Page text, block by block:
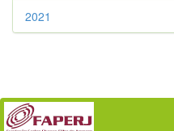
2021